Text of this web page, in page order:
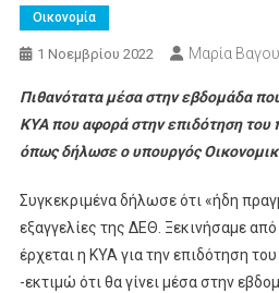
Οικονομία
1 Νοεμβρίου 2022 Μαρία
Πιθανότατα μέσα στην εβδομάδα
ΚΥΑ που αφορά στην επιδότηση του
όπως δήλωσε ο υπουργός
Συγκεκριμένα δήλωσε ότι «ήδη
εξαγγελίες της ΔΕΘ. Ξεκινήσαμε
έρχεται η ΚΥΑ για την επιδότηση
-εκτιμώ ότι θα γίνει μέσα στην